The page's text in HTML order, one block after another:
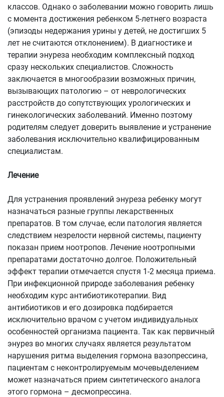
классов. Однако о заболевании можно говорить лишь
с момента достижения ребенком 5-летнего возраста
(эпизоды недержания урины у детей, не достигших 5
лет не считаются отклонением). В диагностике и
терапии энуреза необходим комплексный подход
сразу нескольких специалистов. Сложность
заключается в многообразии возможных причин,
вызывающих патологию – от неврологических
расстройств до сопутствующих урологических и
гинекологических заболеваний. Именно поэтому
родителям следует доверить выявление и устранение
заболевания исключительно квалифицированным
специалистам.
Лечение
Для устранения проявлений энуреза ребенку могут
назначаться разные группы лекарственных
препаратов. В том случае, если патология является
следствием незрелости нервной системы, пациенту
показан прием ноотропов. Лечение ноотропными
препаратами достаточно долгое. Положительный
эффект терапии отмечается спустя 1-2 месяца приема.
При инфекционной природе заболевания ребенку
необходим курс антибиотикотерапии. Вид
антибиотиков и его дозировка подбирается
исключительно врачом с учетом индивидуальных
особенностей организма пациента. Так как первичный
энурез во многих случаях является результатом
нарушения ритма выделения гормона вазопрессина,
пациентам с неконтролируемым мочевыделением
может назначаться прием синтетического аналога
этого гормона – десмопрессина.